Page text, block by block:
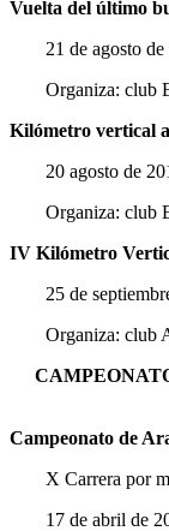
Vuelta del último
21 de agosto
Organiza: club
Kilómetro vertical
20 agosto de
Organiza: club
IV Kilómetro
25 de
Organiza: club
Campeonato de
X Carrera por
17 de abril de